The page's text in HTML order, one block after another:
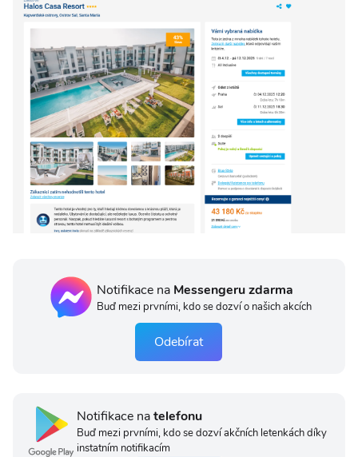
Notifikace na Messengeru zdarma
Buď mezi prvními, kdo se dozví o našich akcích
Odebírat
Notifikace natelefonu
Buď mezi prvními, kdo se dozví akčních letenkách díky
instatním notifikacím